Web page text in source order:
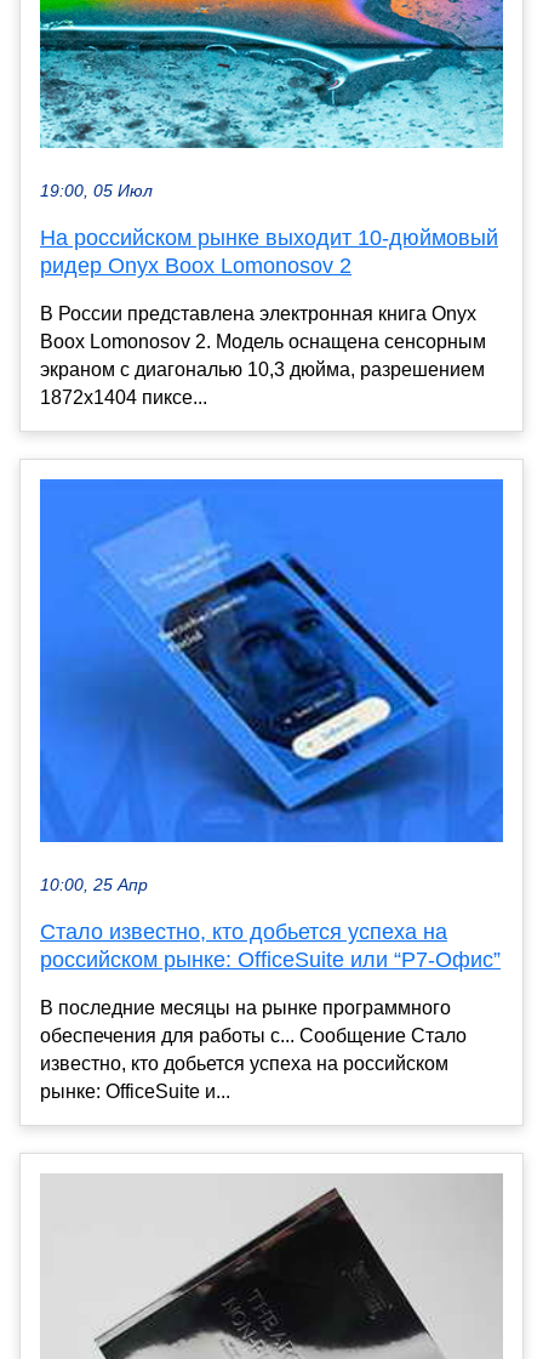
19:00, 05 Июл
На российском рынке выходит 10-дюймовый
ридер Onyx Boox Lomonosov 2
В России представлена электронная книга Onyx
Boox Lomonosov 2. Модель оснащена сенсорным
экраном с диагональю 10,3 дюйма, разрешением
1872х1404 пиксе...
10:00, 25 Апр
Стало известно, кто добьется успеха на
российском рынке: OfficeSuite или “Р7-Офис”
В последние месяцы на рынке программного
обеспечения для работы с... Сообщение Стало
известно, кто добьется успеха на российском
рынке: OfficeSuite и...